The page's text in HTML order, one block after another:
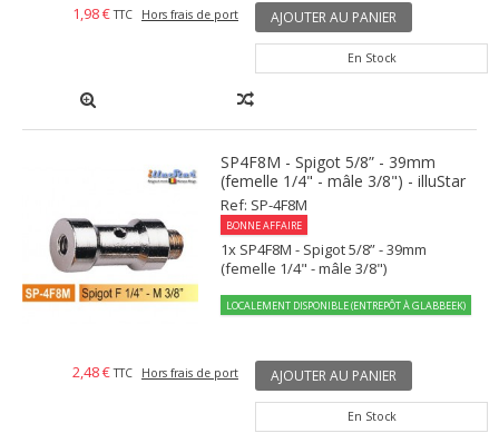
1,98 € TTC Hors frais de port AJOUTER AU PANIER
En Stock
SP4F8M - Spigot 5/8” - 39mm
(femelle 1/4" - mâle 3/8") - illuStar
Ref: SP-4F8M
BONNE AFFAIRE
1x SP4F8M - Spigot 5/8” - 39mm
(femelle 1/4" - mâle 3/8")
LOCALEMENT DISPONIBLE (ENTREPÔT À GLABBEEK)
2,48 € TTC Hors frais de port AJOUTER AU PANIER
En Stock